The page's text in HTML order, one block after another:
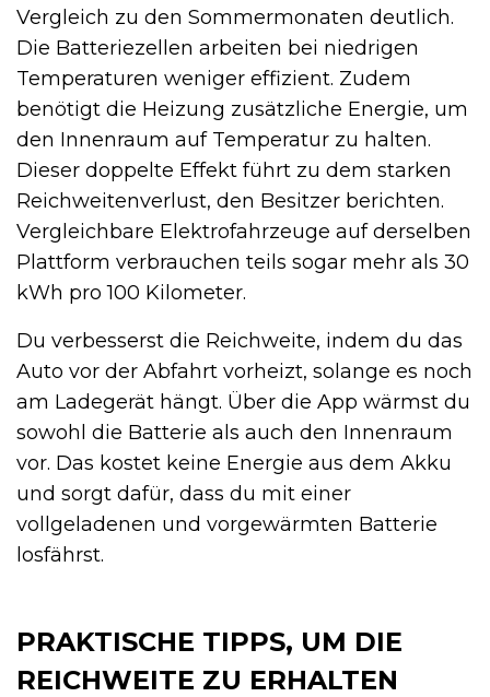
Vergleich zu den Sommermonaten deutlich.
Die Batteriezellen arbeiten bei niedrigen
Temperaturen weniger effizient. Zudem
benötigt die Heizung zusätzliche Energie, um
den Innenraum auf Temperatur zu halten.
Dieser doppelte Effekt führt zu dem starken
Reichweitenverlust, den Besitzer berichten.
Vergleichbare Elektrofahrzeuge auf derselben
Plattform verbrauchen teils sogar mehr als 30
kWh pro 100 Kilometer.
Du verbesserst die Reichweite, indem du das
Auto vor der Abfahrt vorheizt, solange es noch
am Ladegerät hängt. Über die App wärmst du
sowohl die Batterie als auch den Innenraum
vor. Das kostet keine Energie aus dem Akku
und sorgt dafür, dass du mit einer
vollgeladenen und vorgewärmten Batterie
losfährst.
PRAKTISCHE TIPPS, UM DIE
REICHWEITE ZU ERHALTEN